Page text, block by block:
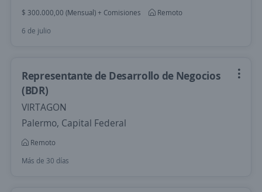
$ 300.000,00 (Mensual) + Comisiones
Remoto
6 de julio
Representante de Desarrollo de Negocios
(BDR)
VIRTAGON
Palermo, Capital Federal
Remoto
Más de 30 días